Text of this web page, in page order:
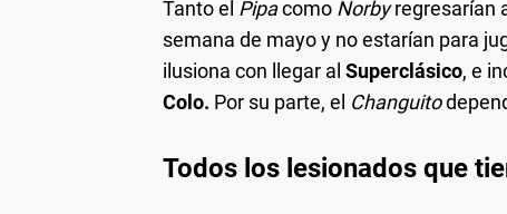
Tanto el Pipacomo Norbyregresarían
semana de mayo y no estarían para
ilusiona con llegar al Superclásico, e
Colo. Por su parte, el Changuito
Todos los lesionados que